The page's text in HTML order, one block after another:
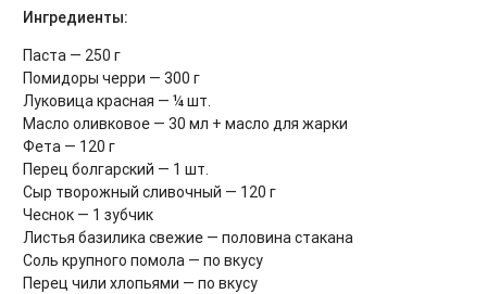
Ингредиенты:
Паста — 250 г
Помидоры черри — 300 г
Луковица красная — ¼ шт.
Масло оливковое — 30 мл + масло для жарки
Фета — 120 г
Перец болгарский — 1 шт.
Сыр творожный сливочный — 120 г
Чеснок — 1 зубчик
Листья базилика свежие — половина стакана
Соль крупного помола — по вкусу
Перец чили хлопьями — по вкусу